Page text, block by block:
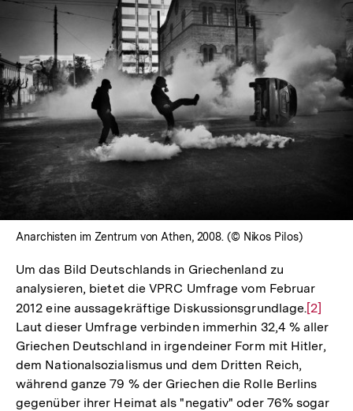
In
Lightbox
öffnen
Anarchisten im Zentrum von Athen, 2008. (© Nikos Pilos)
Um das Bild Deutschlands in Griechenland zu
analysieren, bietet die VPRC Umfrage vom Februar
2012 eine aussagekräftige Diskussionsgrundlage.Zur
der
[2]
Laut dieser Umfrage verbinden immerhin 32,4 % aller
Griechen Deutschland in irgendeiner Form mit Hitler,
dem Nationalsozialismus und dem Dritten Reich,
während ganze 79 % der Griechen die Rolle Berlins
gegenüber ihrer Heimat als "negativ" oder 76% sogar